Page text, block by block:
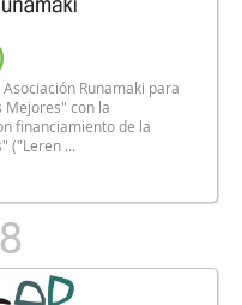
Runamaki para
Mejores" con la
financiamiento de la
("Leren ...